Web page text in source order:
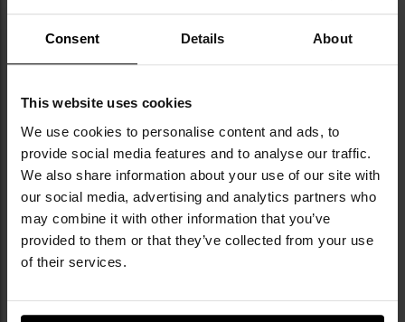
Consent Details About
This website uses cookies
We use cookies to personalise content and ads, to
provide social media features and to analyse our traffic.
We also share information about your use of our site with
our social media, advertising and analytics partners who
may combine it with other information that you’ve
provided to them or that they’ve collected from your use
of their services.
- 1549 kJ
Waga: 95 g